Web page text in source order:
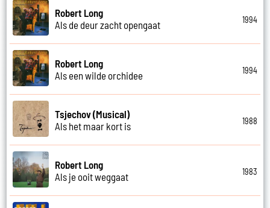
Robert Long
Als de deur zacht opengaat
1994
Robert Long
Als een wilde orchidee
1994
Tsjechov (Musical)
Als het maar kort is
1988
Robert Long
Als je ooit weggaat
1983